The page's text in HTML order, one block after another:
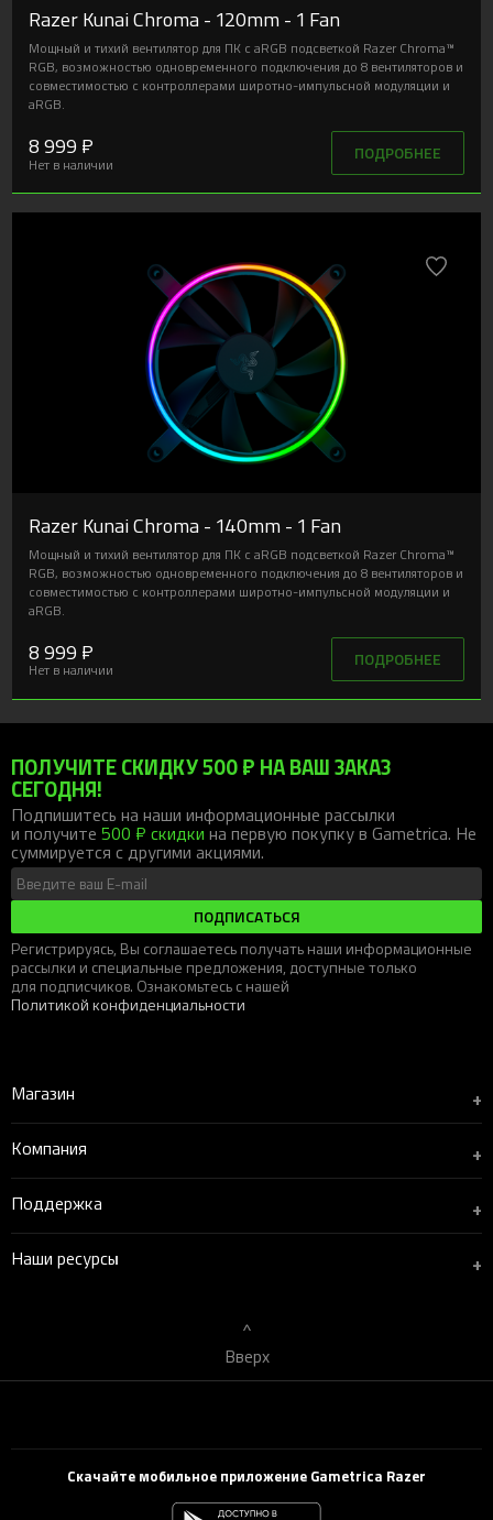
Razer Kunai Chroma - 120mm - 1 Fan
Мощный и тихий вентилятор для ПК с aRGB подсветкой Razer Chroma™
RGB, возможностью одновременного подключения до 8 вентиляторов и
совместимостью с контроллерами широтно-импульсной модуляции и
aRGB.
8 999 ₽
Нет в наличии
ПОДРОБНЕЕ
Razer Kunai Chroma - 140mm - 1 Fan
Мощный и тихий вентилятор для ПК с aRGB подсветкой Razer Chroma™
RGB, возможностью одновременного подключения до 8 вентиляторов и
совместимостью с контроллерами широтно-импульсной модуляции и
aRGB.
8 999 ₽
Нет в наличии
ПОДРОБНЕЕ
ПОЛУЧИТЕ СКИДКУ 500 ₽ НА ВАШ ЗАКАЗ
СЕГОДНЯ!
Подпишитесь на наши информационные рассылки
и получите 500 ₽ скидки на первую покупку в Gametrica. Не
суммируется с другими акциями.
ПОДПИСАТЬСЯ
Регистрируясь, Вы соглашаетесь получать наши информационные
рассылки и специальные предложения, доступные только
для подписчиков. Ознакомьтесь с нашей
Политикой конфиденциальности
Магазин +
Компания +
Поддержка +
Наши ресурсы +
Вверх
Скачайте мобильное приложение Gametrica Razer